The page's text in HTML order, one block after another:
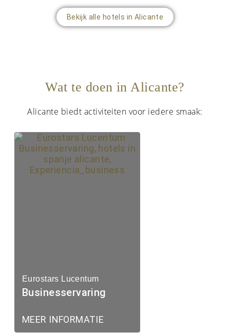
Bekijk alle hotels in Alicante
Wat te doen in Alicante?
Alicante biedt activiteiten voor iedere smaak:
Eurostars Lucentum
Businesservaring
MEER INFORMATIE